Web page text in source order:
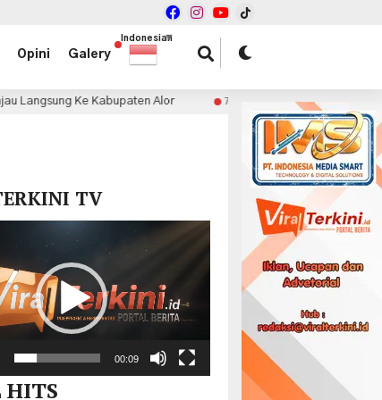
Opini Galery
Indonesian
▼
Alor 7 jam lalu Penjualan JAECOO J5 EV Tembus
TV
00:09